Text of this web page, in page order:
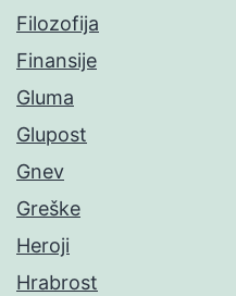
Filozofija
Finansije
Gluma
Glupost
Gnev
Greške
Heroji
Hrabrost